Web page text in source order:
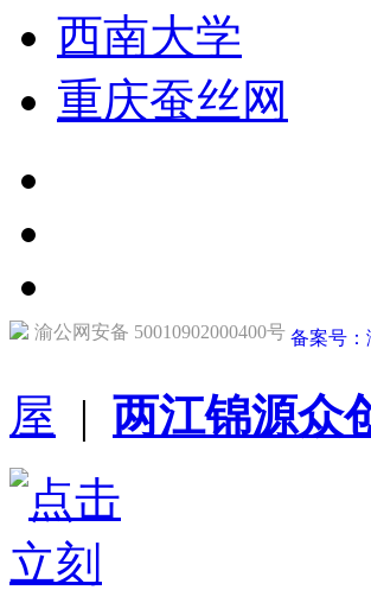
西南大学
重庆蚕丝网
渝公网安备 50010902000400号 备案号：
屋 | 两江锦源众